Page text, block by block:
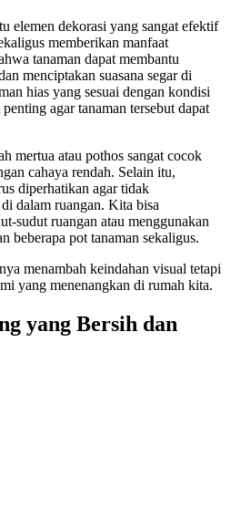
elemen dekorasi yang sangat efektif
memberikan manfaat
tanaman dapat membantu
menciptakan suasana segar di
hias yang sesuai dengan kondisi
agar tanaman tersebut dapat
mertua atau pothos sangat cocok
cahaya rendah. Selain itu,
diperhatikan agar tidak
dalam ruangan. Kita bisa
sudut ruangan atau menggunakan
beberapa pot tanaman sekaligus.
menambah keindahan visual tetapi
yang menenangkan di rumah kita.
yang Bersih dan